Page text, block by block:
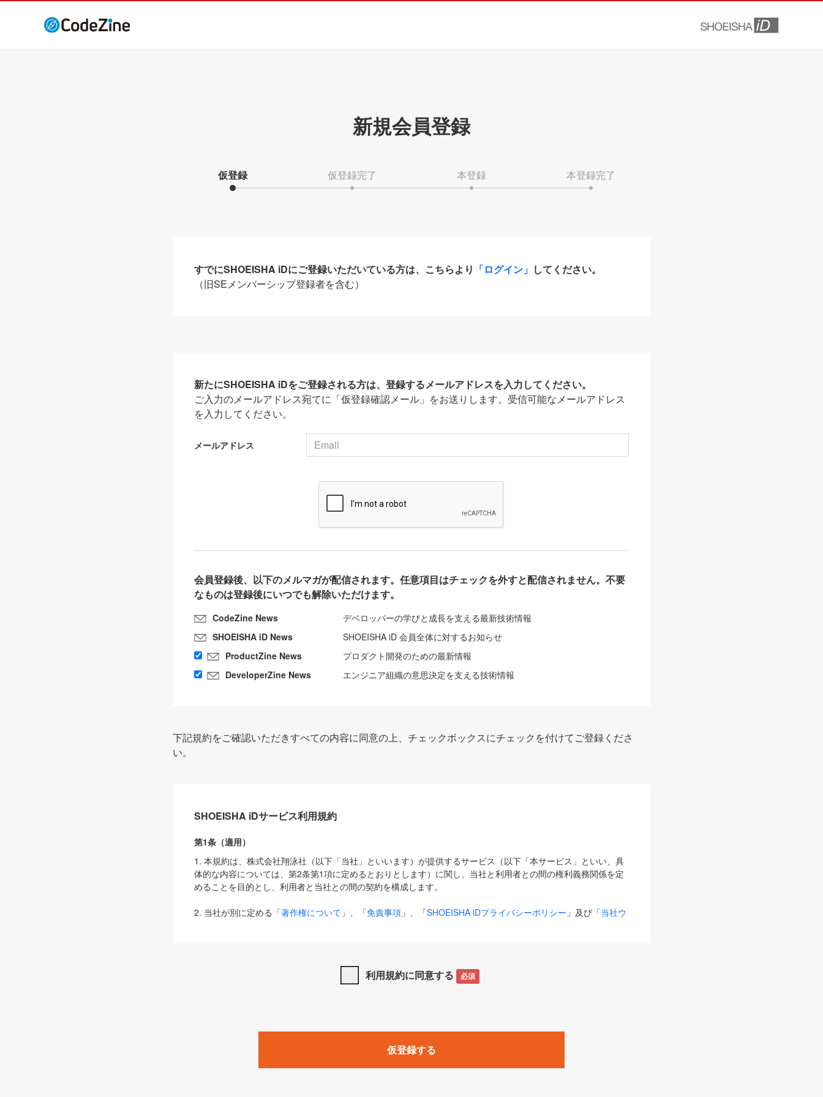
新規会員登録
仮登録 仮登録完了 本登録 本登録完了
すでにSHOEISHA iDにご登録いただいている方は、こちらより 「ログイン」 してください。
（旧SEメンバーシップ登録者を含む）
新たにSHOEISHA iDをご登録される方は、登録するメールアドレスを入力してください。
ご入力のメールアドレス宛てに「仮登録確認メール」をお送りします。受信可能なメールアドレス
を入力してください。
メールアドレス
会員登録後、以下のメルマガが配信されます。任意項目はチェックを外すと配信されません。不要
なものは登録後にいつでも解除いただけます。
CodeZine News
デベロッパーの学びと成長を支える最新技術情報
SHOEISHA iD News
SHOEISHA iD 会員全体に対するお知らせ
ProductZine News
プロダクト開発のための最新情報
DeveloperZine News
エンジニア組織の意思決定を支える技術情報
下記規約をご確認いただきすべての内容に同意の上、チェックボックスにチェックを付けてご登録くださ
い。
SHOEISHA iDサービス利用規約
第1条（適用）
1. 本規約は、株式会社翔泳社（以下「当社」といいます）が提供するサービス（以下「本サービス」といい、具
体的な内容については、第2条第1項に定めるとおりとします）に関し、当社と利用者との間の権利義務関係を定
めることを目的とし、利用者と当社との間の契約を構成します。
2. 当社が別に定める「著作権について 」、「免責事項 」、「SHOEISHA iDプライバシーポリシー 」及び「当社ウ
は、本規約の規定が優先して適用されるものとします。
1. 「本サービス」とは、当社が提供する以下のサービス（名称や内容が変更された場合、変更後のサービスを含
みます）及びこれらサービスに関連して当社が実施するイベントやキャンペーンをいいます。
「SEBook」「SEShop」「CodeZine」「MarkeZine」「EnterpriseZine」「ECzine」「Biz/Zine」「HRzine」
利用規約に同意する 必須
仮登録する